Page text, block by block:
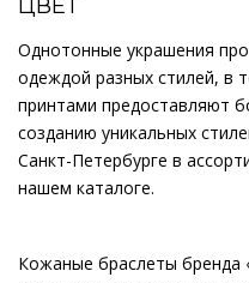
ЦВЕТ
Однотонные украшения
одеждой разных стилей, в
принтами предоставляют
созданию уникальных
Санкт-Петербурге в
нашем каталоге.
Кожаные браслеты